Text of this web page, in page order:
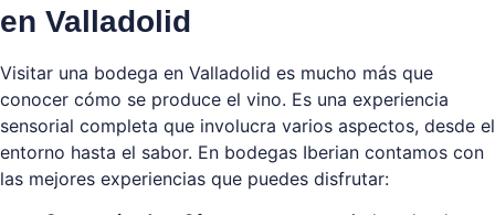
en Valladolid
Visitar una bodega en Valladolid es mucho más que
conocer cómo se produce el vino. Es una experiencia
sensorial completa que involucra varios aspectos, desde el
entorno hasta el sabor. En bodegas Iberian contamos con
las mejores experiencias que puedes disfrutar: